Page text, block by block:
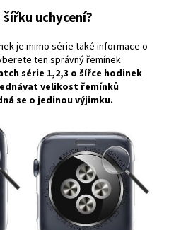
uchycení?
je mimo série také informace o
ten správný řemínek
série 1,2,3 o šířce hodinek
velikost řemínků
se o jedinou výjimku.